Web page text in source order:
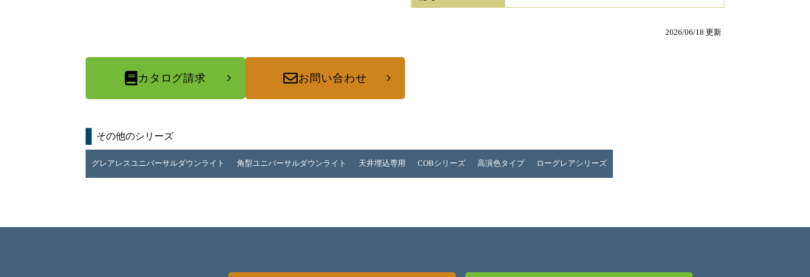
2026/06/18 更新
カタログ請求 お問い合わせ
その他のシリーズ
グレアレスユニバーサルダウンライト 角型ユニバーサルダウンライト 天井埋込専用 COBシリーズ 高演色タイプ ローグレアシリーズ